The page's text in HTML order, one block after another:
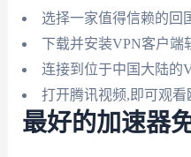
选择一家值得信赖的回
下载并安装VPN客户端
连接到位于中国大陆的
打开腾讯视频,即可观看
最好的加速器